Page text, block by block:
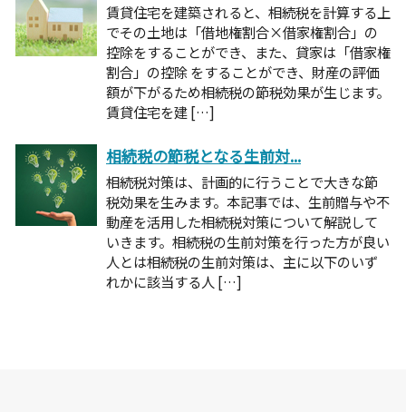
賃貸住宅を建築されると、相続税を計算する上
でその土地は「借地権割合×借家権割合」の
控除をすることができ、また、貸家は「借家権
割合」の控除 をすることができ、財産の評価
額が下がるため相続税の節税効果が生じます。
賃貸住宅を建 […]
相続税の節税となる生前対...
相続税対策は、計画的に行うことで大きな節
税効果を生みます。本記事では、生前贈与や不
動産を活用した相続税対策について解説して
いきます。相続税の生前対策を行った方が良い
人とは相続税の生前対策は、主に以下のいず
れかに該当する人 […]